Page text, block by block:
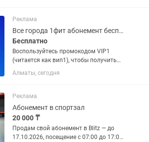
Реклама
Все города 1фит абонемент бесплатные тренировки 1fit
Бесплатно
Воспользуйтесь промокодом VIP1
(читается как вип1), чтобы получить
бесплатное посещение. Бассейны, йога,
стретчинг, пилатес, бокс, танцы и очень
Астане, Шымкенте,...
Алматы, сегодня
Реклама
Абонемент в спортзал
20 000 ₸
Продам свой абонемент в Blitz — до
17.10.2026, посещение с 07:00 до 17:00,